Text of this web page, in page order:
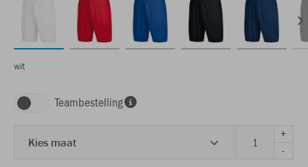
wit
Teambestelling
Kies maat
+
-